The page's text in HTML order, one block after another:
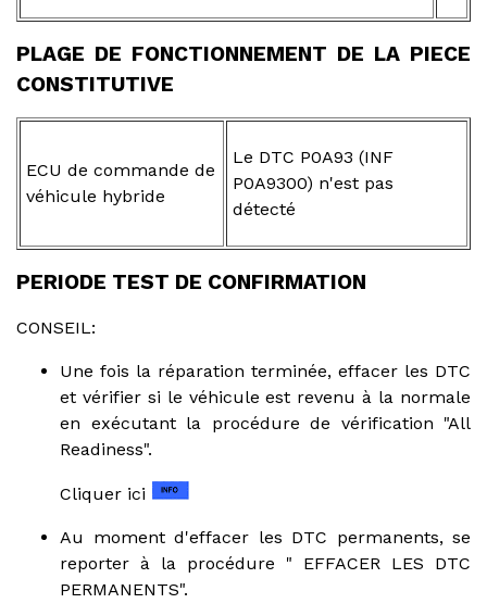
PLAGE DE FONCTIONNEMENT DE LA PIECE
CONSTITUTIVE
ECU de commande de
véhicule hybride
Le DTC P0A93 (INF
P0A9300) n'est pas
détecté
PERIODE TEST DE CONFIRMATION
CONSEIL:
Une fois la réparation terminée, effacer les DTC
et vérifier si le véhicule est revenu à la normale
en exécutant la procédure de vérification "All
Readiness".
Cliquer ici
Au moment d'effacer les DTC permanents, se
reporter à la procédure " EFFACER LES DTC
PERMANENTS".